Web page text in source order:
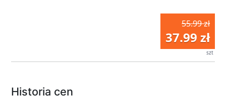
55.99 zł
37.99 zł
szt
Historia cen